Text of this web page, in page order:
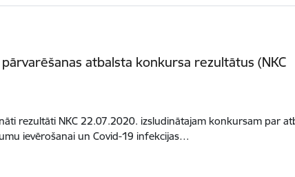
atbalsta konkursa rezultātus (NKC
rezultāti NKC 22.07.2020. izsludinātajam konkursam par
ievērošanai un Covid-19 infekcijas…